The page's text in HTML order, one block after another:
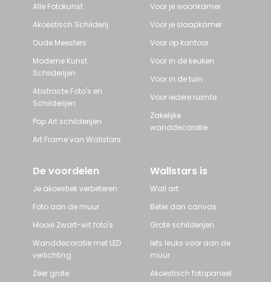
Alle Fotokunst
Akoestisch Schilderij
Oude Meesters
Moderne Kunst
Schilderijen
Abstracte Foto's en
Schilderijen
Pop Art schilderijen
Art Frame van Wallstars
Voor je woonkamer
Voor je slaapkamer
Voor op kantoor
Voor in de keuken
Voor in de tuin
Voor iedere ruimte
Zakelijke
wanddecoratie
De voordelen
Je akoestiek verbeteren
Foto aan de muur
Mooie Zwart-wit foto's
Wanddecoratie met LED
verlichting
Zeer grote
Wallstars is
Wall art
Beter dan canvas
Grote schilderijen
Iets leuks voor aan de
muur
Akoestisch fotopaneel